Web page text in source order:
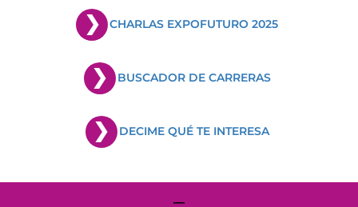
CHARLAS EXPOFUTURO 2025
BUSCADOR DE CARRERAS
DECIME QUÉ TE INTERESA